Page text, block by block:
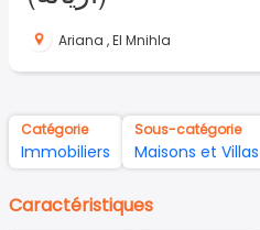
Ariana ,El Mnihla
Catégorie
Immobiliers
Sous-catégorie
Maisons et Villas
Caractéristiques